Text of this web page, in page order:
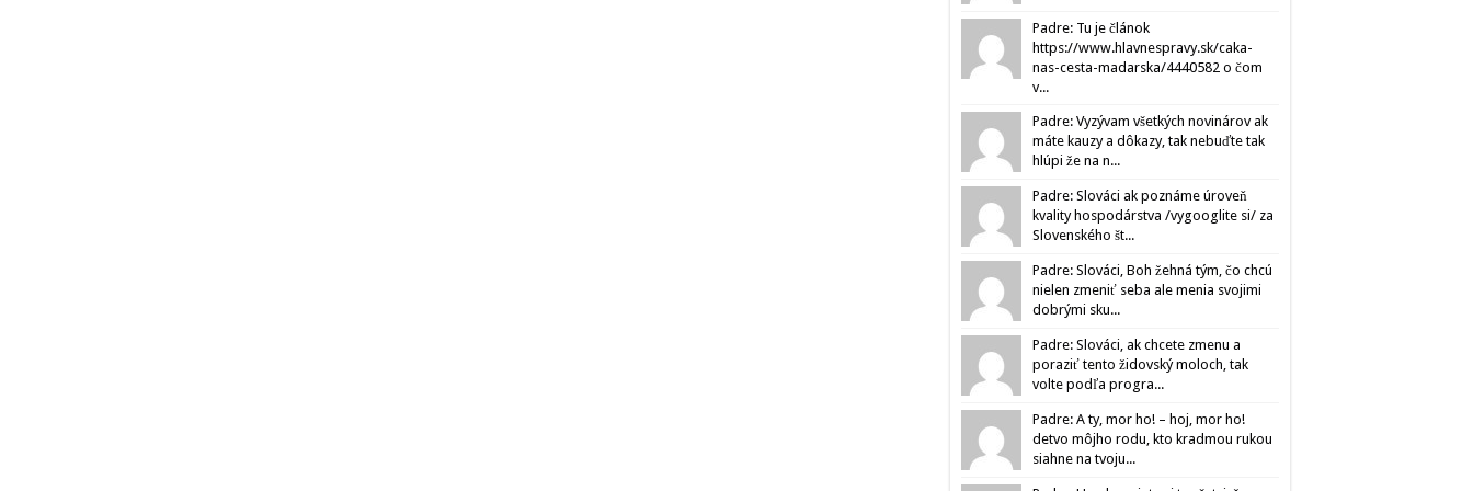
Padre: Tu je článok
https://www.hlavnespravy.sk/caka-
nas-cesta-madarska/4440582 o čom
v...
Padre: Vyzývam všetkých novinárov ak
máte kauzy a dôkazy, tak nebuďte tak
hlúpi že na n...
Padre: Slováci ak poznáme úroveň
kvality hospodárstva /vygooglite si/ za
Slovenského št...
Padre: Slováci, Boh žehná tým, čo chcú
nielen zmeniť seba ale menia svojimi
dobrými sku...
Padre: Slováci, ak chcete zmenu a
poraziť tento židovský moloch, tak
volte podľa progra...
Padre: A ty, mor ho! – hoj, mor ho!
detvo môjho rodu, kto kradmou rukou
siahne na tvoju...